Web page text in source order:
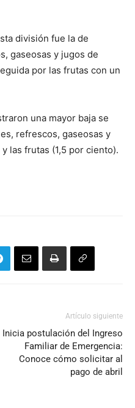
división fue la de
gaseosas y jugos de
por las frutas con un
una mayor baja se
refrescos, gaseosas y
las frutas (1,5 por ciento).
Artículo siguiente
Inicia postulación del Ingreso
Familiar de Emergencia:
Conoce cómo solicitar al
pago de abril